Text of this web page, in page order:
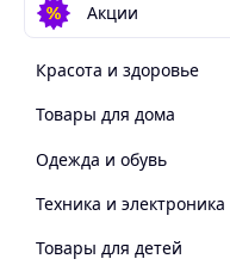
Акции
Красота и здоровье
Товары для дома
Одежда и обувь
Техника и электроника
Товары для детей